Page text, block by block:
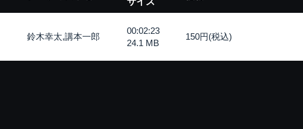
鈴木幸太,講本一郎
00:02:23
24.1 MB
150円(税込)